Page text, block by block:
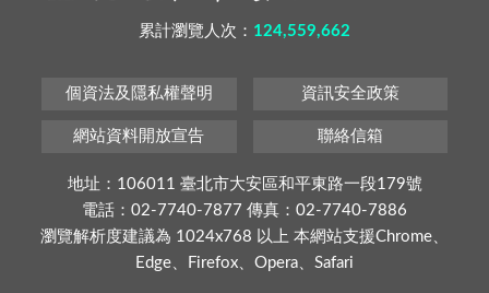
累計瀏覽人次： 124,559,662
個資法及隱私權聲明 資訊安全政策
網站資料開放宣告 聯絡信箱
地址：106011 臺北市大安區和平東路一段179號
電話：02-7740-7877 傳真：02-7740-7886
瀏覽解析度建議為 1024x768 以上 本網站支援Chrome、
Edge、Firefox、Opera、Safari